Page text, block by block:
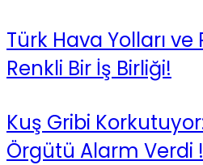
Türk Hava Yolları
Renkli Bir İş Birliği!
Kuş Gribi
Örgütü Alarm Verdi !